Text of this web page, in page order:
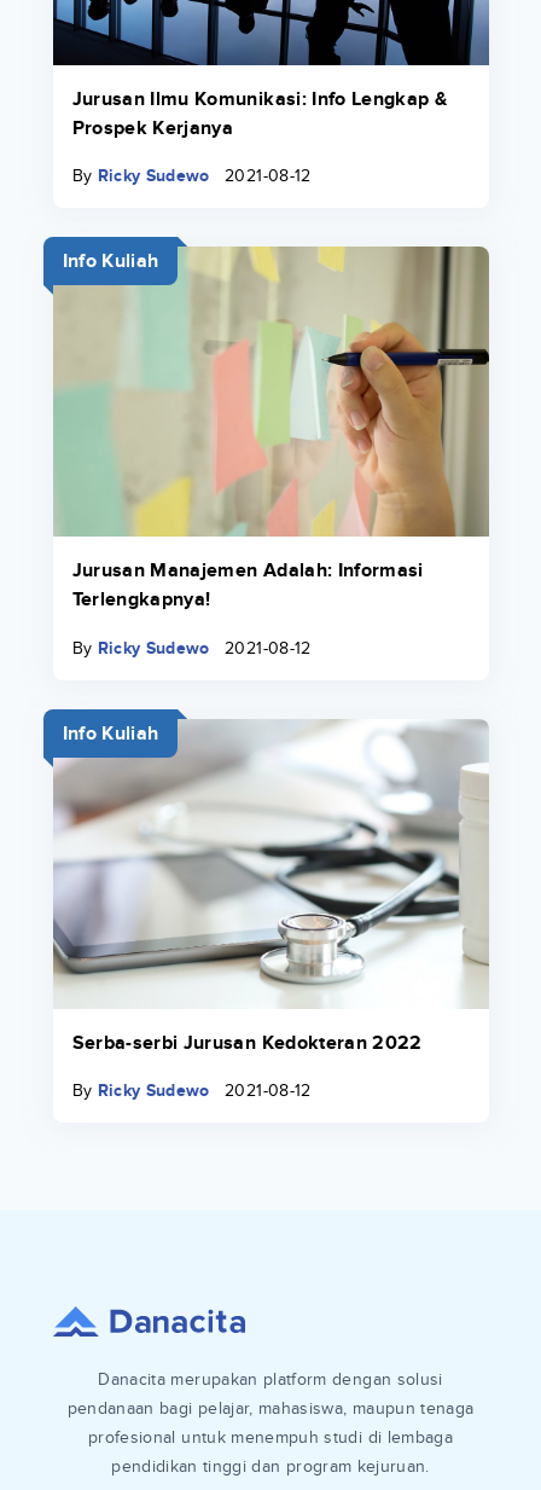
Jurusan Ilmu Komunikasi: Info Lengkap &
Prospek Kerjanya
By Ricky Sudewo 2021-08-12
Info Kuliah
Jurusan Manajemen Adalah: Informasi
Terlengkapnya!
By Ricky Sudewo 2021-08-12
Info Kuliah
Serba-serbi Jurusan Kedokteran 2022
By Ricky Sudewo 2021-08-12
Danacita merupakan platform dengan solusi
pendanaan bagi pelajar, mahasiswa, maupun tenaga
profesional untuk menempuh studi di lembaga
pendidikan tinggi dan program kejuruan.